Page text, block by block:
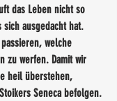
das Leben nicht so
ausgedacht hat.
welche
zu werfen. Damit wir
heil überstehen,
Seneca befolgen.